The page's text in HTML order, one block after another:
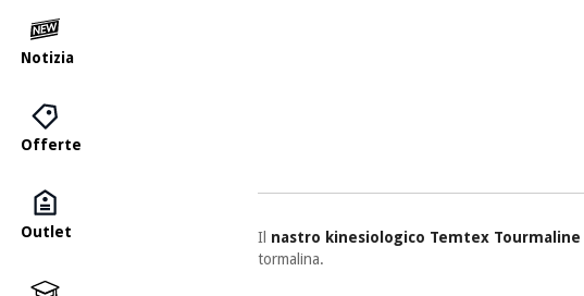
Notizia
Offerte
Outlet Il nastro kinesiologico Temtex Tourmaline
tormalina.